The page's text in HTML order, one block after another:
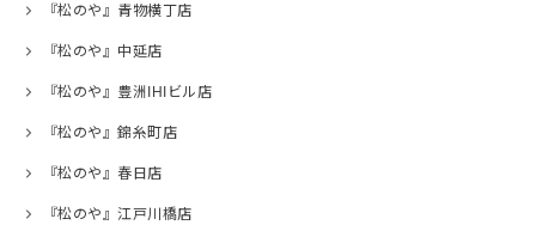
『松のや』青物横丁店
『松のや』中延店
『松のや』豊洲IHIビル店
『松のや』錦糸町店
『松のや』春日店
『松のや』江戸川橋店